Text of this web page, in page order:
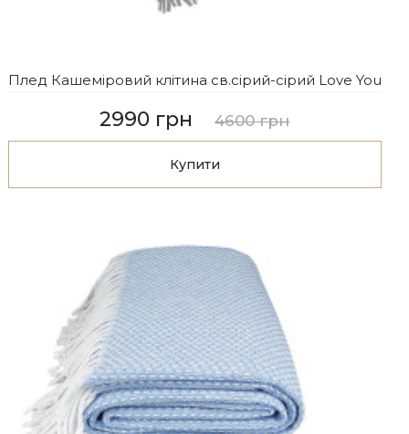
Плед Кашеміровий клітина св.сірий-сірий Love You
2990 грн 4600 грн
Купити